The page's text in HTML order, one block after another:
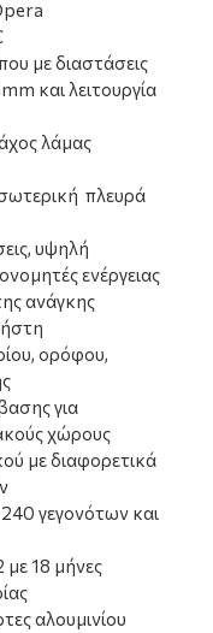
με διαστάσεις
και λειτουργία
λάμας
πλευρά
υψηλή
ενέργειας
ανάγκης
ορόφου,
για
χώρους
με διαφορετικά
γεγονότων και
με 18 μήνες
αλουμινίου